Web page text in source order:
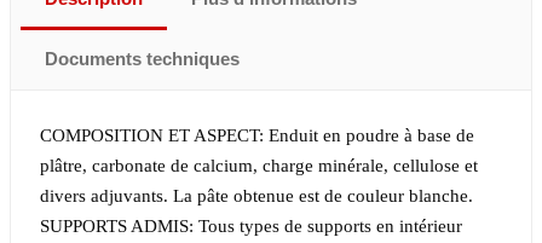
Documents techniques
COMPOSITION ET ASPECT: Enduit en poudre à base de
plâtre, carbonate de calcium, charge minérale, cellulose et
divers adjuvants. La pâte obtenue est de couleur blanche.
SUPPORTS ADMIS: Tous types de supports en intérieur